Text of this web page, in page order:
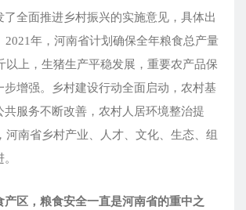
了全面推进乡村振兴的实施意见，具体出
2021年，河南省计划确保全年粮食总产量
以上，生猪生产平稳发展，重要农产品保
步增强。乡村建设行动全面启动，农村基
共服务不断改善，农村人居环境整治提
河南省乡村产业、人才、文化、生态、组
产区，粮食安全一直是河南省的重中之